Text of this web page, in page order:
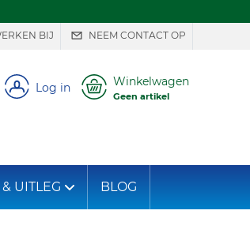
BIJ NEEM CONTACT OP
Log in Winkelwagen
Geen artikel
UITLEG BLOG